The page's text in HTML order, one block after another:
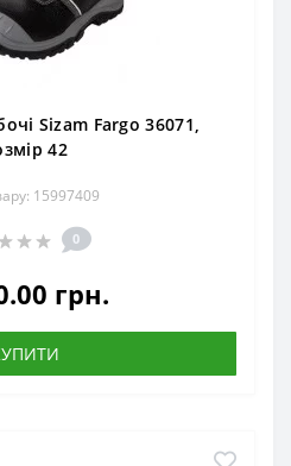
Sizam Fargo 36071,
42
15997409
0
грн.